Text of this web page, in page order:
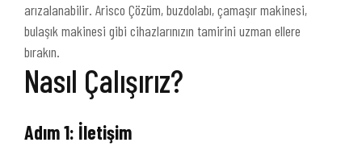
arızalanabilir. Arisco Çözüm, buzdolabı, çamaşır makinesi,
bulaşık makinesi gibi cihazlarınızın tamirini uzman ellere
bırakın.
Nasıl Çalışırız?
Adım 1: İletişim